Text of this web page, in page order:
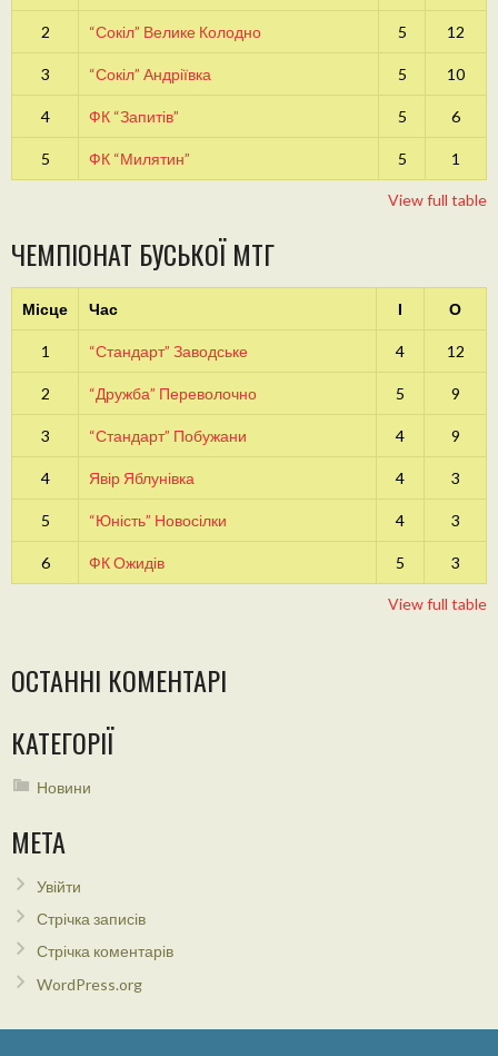
2 “Сокіл” Велике Колодно 5 12
3 “Сокіл” Андріївка 5 10
4 ФК “Запитів” 5 6
5 ФК “Милятин” 5 1
View full table
ЧЕМПІОНАТ БУСЬКОЇ МТГ
Місце Час І О
1 “Стандарт” Заводське 4 12
2 “Дружба” Переволочно 5 9
3 “Стандарт” Побужани 4 9
4 Явір Яблунівка 4 3
5 “Юність” Новосілки 4 3
6 ФК Ожидів 5 3
View full table
ОСТАННІ КОМЕНТАРІ
КАТЕГОРІЇ
Новини
МЕТА
Увійти
Стрічка записів
Стрічка коментарів
WordPress.org